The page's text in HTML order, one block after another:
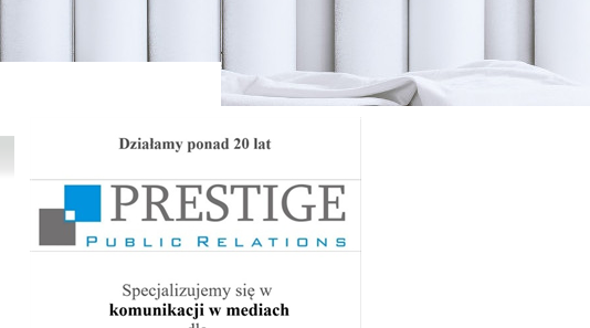
2016 2015 2014 2013
Warszawa Targówek